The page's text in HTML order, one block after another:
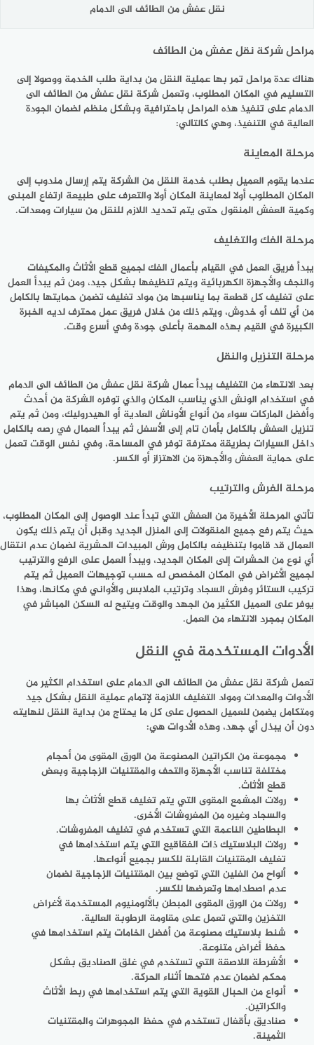
نقل عفش من الطائف الى الدمام
مراحل شركة نقل عفش من الطائف
هناك عدة مراحل تمر بها عملية النقل من بداية طلب الخدمة ووصولا إلى
التسليم في المكان المطلوب، وتعمل شركة نقل عفش من الطائف الى
الدمام على تنفيذ هذه المراحل باحترافية وبشكل منظم لضمان الجودة
العالية في التنفيذ، وهي كالتالي:
مرحلة المعاينة
عندما يقوم العميل بطلب خدمة النقل من الشركة يتم إرسال مندوب إلى
المكان المطلوب أولا لمعاينة المكان أولا والتعرف على طبيعة ارتفاع المبنى
وكمية العفش المنقول حتى يتم تحديد اللازم للنقل من سيارات ومعدات.
مرحلة الفك والتغليف
يبدأ فريق العمل في القيام بأعمال الفك لجميع قطع الأثاث والمكيفات
والنجف والأجهزة الكهربائية ويتم تنظيفها بشكل جيد، ومن ثم يبدأ العمل
على تغليف كل قطعة بما يناسبها من مواد تغليف تضمن حمايتها بالكامل
من أي تلف أو خدوش، ويتم ذلك من خلال فريق عمل محترف لديه الخبرة
الكبيرة في القيم بهذه المهمة بأعلى جودة وفي أسرع وقت.
مرحلة التنزيل والنقل
بعد الانتهاء من التغليف يبدأ عمال شركة نقل عفش من الطائف الى الدمام
في استخدام الونش الذي يناسب المكان والذي توفره الشركة من أحدث
وأفضل الماركات سواء من أنواع الأوناش العادية أو الهيدروليك، ومن ثم يتم
تنزيل العفش بالكامل بأمان تام إلى الأسفل ثم يبدأ العمال في رصه بالكامل
داخل السيارات بطريقة محترفة توفر في المساحة، وفي نفس الوقت تعمل
على حماية العفش والأجهزة من الاهتزاز أو الكسر.
مرحلة الفرش والترتيب
تأتي المرحلة الأخيرة من العفش التي تبدأ عند الوصول إلى المكان المطلوب،
حيث يتم رفع جميع المنقولات إلى المنزل الجديد وقبل أن يتم ذلك يكون
العمال قد قاموا بتنظيفه بالكامل ورش المبيدات الحشرية لضمان عدم انتقال
أي نوع من الحشرات إلى المكان الجديد، ويبدأ العمل على الرفع والترتيب
لجميع الأغراض في المكان المخصص له حسب توجيهات العميل ثم يتم
تركيب الستائر وفرش السجاد وترتيب الملابس والأواني في مكانها، وهذا
يوفر على العميل الكثير من الجهد والوقت ويتيح له السكن المباشر في
المكان بمجرد الانتهاء من العمل.
الأدوات المستخدمة في النقل
تعمل شركة نقل عفش من الطائف الى الدمام على استخدام الكثير من
الأدوات والمعدات ومواد التغليف اللازمة لإتمام عملية النقل بشكل جيد
ومتكامل يضمن للعميل الحصول على كل ما يحتاج من بداية النقل لنهايته
دون أن يبذل أي جهد، وهذه الأدوات هي:
مجموعة من الكراتين المصنوعة من الورق المقوى من أحجام
مختلفة تناسب الأجهزة والتحف والمقتنيات الزجاجية وبعض
قطع الأثاث.
رولات المشمع المقوى التي يتم تغليف قطع الأثاث بها
والسجاد وغيره من المفروشات الأخرى.
البطاطين الناعمة التي تستخدم في تغليف المفروشات.
رولات البلاستيك ذات الفقاقيع التي يتم استخدامها في
تغليف المقتنيات القابلة للكسر بجميع أنواعها.
ألواح من الفلين التي توضع بين المقتنيات الزجاجية لضمان
عدم اصطدامها وتعرضها للكسر.
رولات من الورق المقوى المبطن بالألومنيوم المستخدمة لأغراض
التخزين والتي تعمل على مقاومة الرطوبة العالية.
شنط بلاستيك مصنوعة من أفضل الخامات يتم استخدامها في
حفظ أغراض متنوعة.
الأشرطة اللاصقة التي تستخدم في غلق الصناديق بشكل
محكم لضمان عدم فتحها أثناء الحركة.
أنواع من الحبال القوية التي يتم استخدامها في ربط الأثاث
والكراتين.
صناديق بأقفال تستخدم في حفظ المجوهرات والمقتنيات
الثمينة.